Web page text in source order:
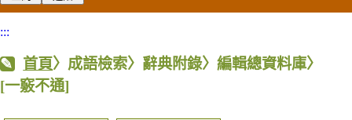
:::
首頁〉成語檢索〉辭典附錄〉編輯總資料庫〉
[一竅不通]